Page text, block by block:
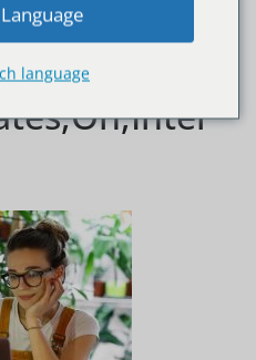
language